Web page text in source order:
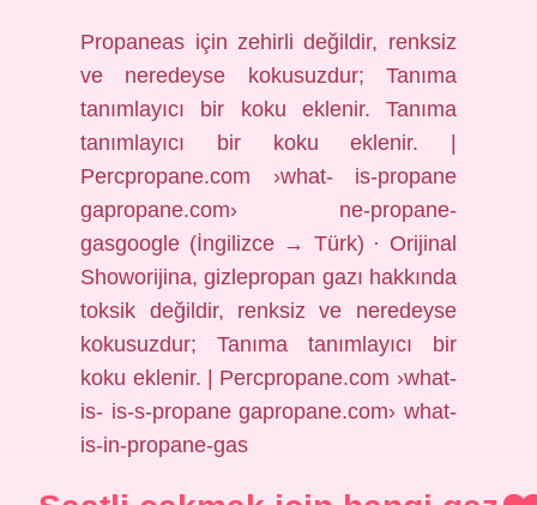
Propaneas için zehirli değildir, renksiz
ve neredeyse kokusuzdur; Tanıma
tanımlayıcı bir koku eklenir. Tanıma
tanımlayıcı bir koku eklenir. |
Percpropane.com ›what- is-propane
gapropane.com› ne-propane-
gasgoogle (İngilizce → Türk) · Orijinal
Showorijina, gizlepropan gazı hakkında
toksik değildir, renksiz ve neredeyse
kokusuzdur; Tanıma tanımlayıcı bir
koku eklenir. | Percpropane.com ›what-
is- is-s-propane gapropane.com› what-
is-in-propane-gas